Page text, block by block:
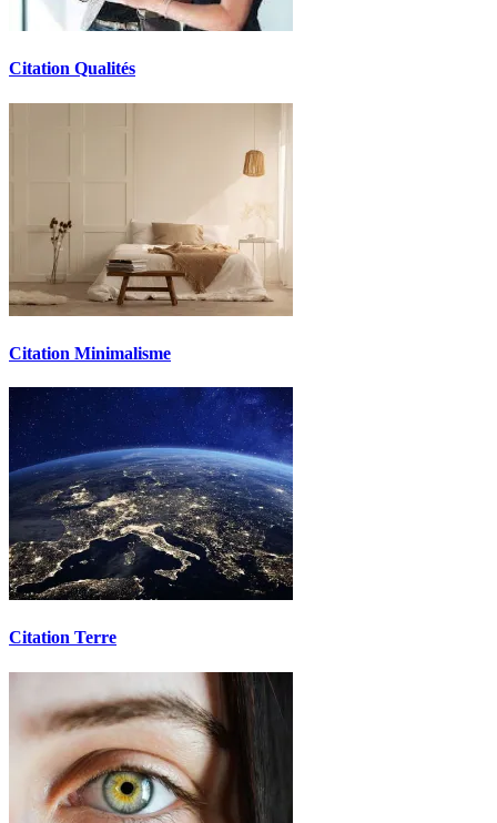
Citation Qualités
Citation Minimalisme
Citation Terre